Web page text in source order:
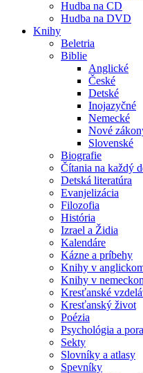
Hudba na CD
Hudba na DVD
Knihy
Beletria
Biblie
Anglické
České
Detské
Inojazyčné
Nemecké
Nové
Slovenské
Biografie
Čítania na každý
Detská literatúra
Evanjelizácia
Filozofia
História
Izrael a Židia
Kalendáre
Kázne a príbehy
Knihy v
Knihy v
Kresťanské
Kresťanský život
Poézia
Psychológia a
Sekty
Slovníky a atlasy
Spevníky